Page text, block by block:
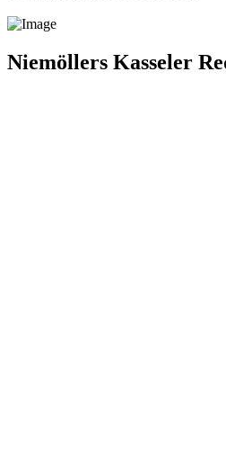
Niemöllers Kasseler